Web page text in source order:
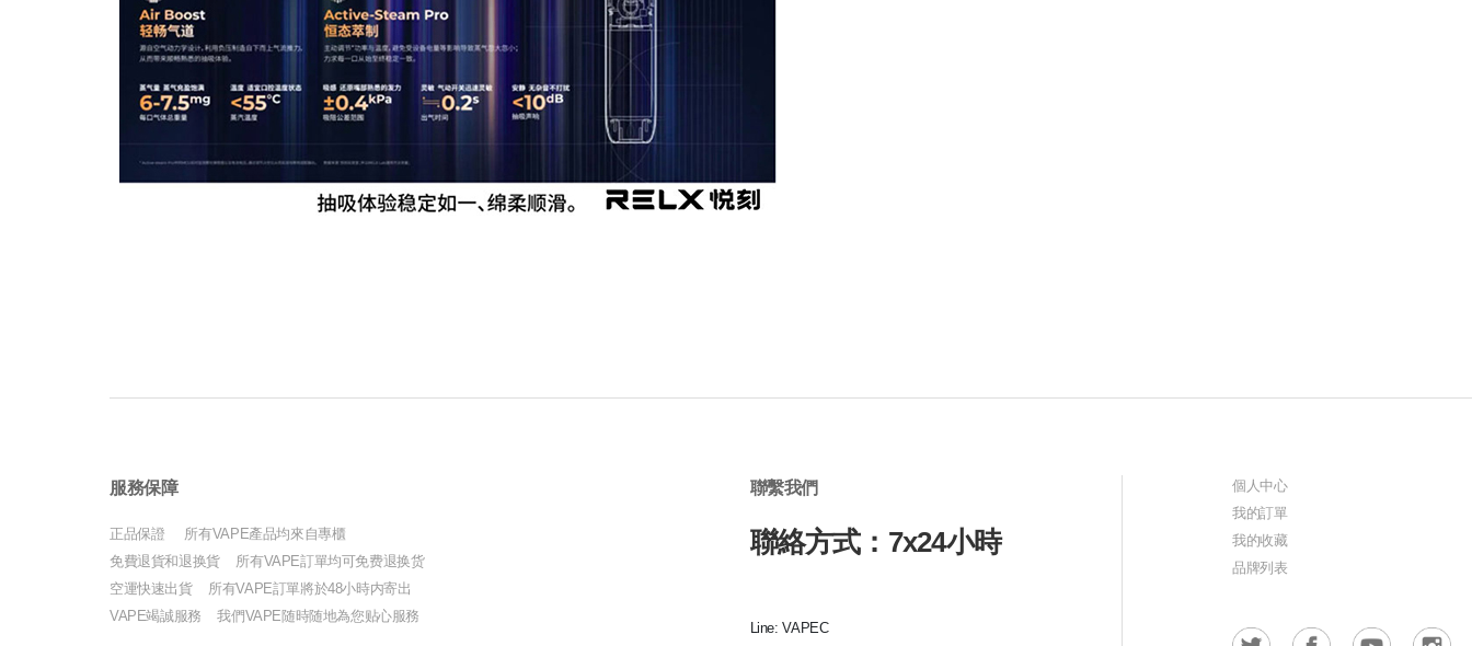
服務保障
正品保證 所有VAPE產品均來自專櫃
免費退貨和退换貨 所有VAPE訂單均可免费退换货
空運快速出貨 所有VAPE訂單將於48小時内寄出
VAPE竭誠服務 我們VAPE随時随地為您贴心服務
聯繫我們
聯絡方式：7x24小時
Line: VAPEC
個人中心
我的訂單
我的收藏
品牌列表